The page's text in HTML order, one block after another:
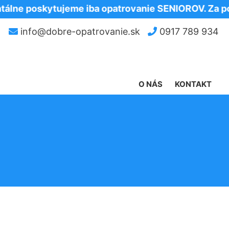
iba opatrovanie SENIOROV. Za
info@dobre-opatrovanie.sk 0917 789 934
KONTAKT
O NÁS